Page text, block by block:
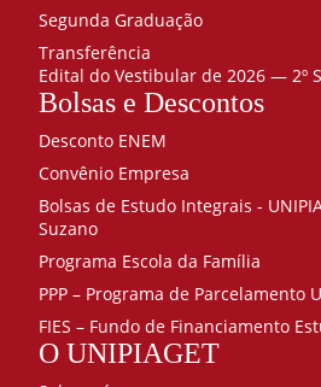
Segunda Graduação
Transferência
Edital do Vestibular de 2026 — 2º
Bolsas e Descontos
Desconto ENEM
Convênio Empresa
Bolsas de Estudo Integrais -
Suzano
Programa Escola da Família
PPP – Programa de Parcelamento
FIES – Fundo de Financiamento
O UNIPIAGET